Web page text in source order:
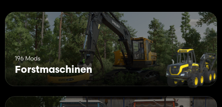
196 Mods
Forstmaschinen